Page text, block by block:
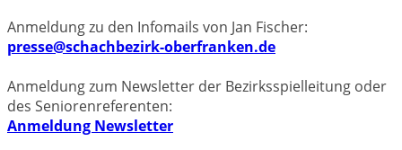
Anmeldung zu den Infomails von Jan Fischer:
presse@schachbezirk-oberfranken.de
Anmeldung zum Newsletter der Bezirksspielleitung oder
des Seniorenreferenten:
Anmeldung Newsletter